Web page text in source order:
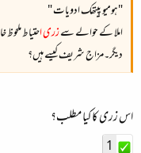
"ہومیو پیتھک ادویات "
املا کے حوالے سےزری احتیاط
دیگر۔مزاج شریف کیسے ہیں؟
اس زری کا کیا مطلب؟
1